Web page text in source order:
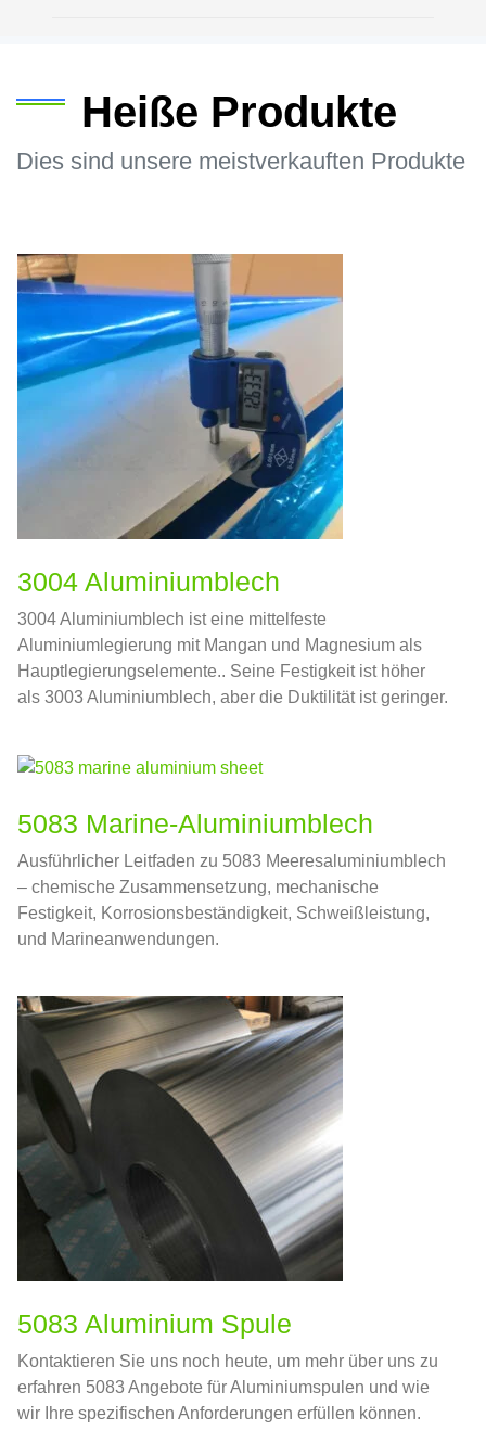
Heiße Produkte
Dies sind unsere meistverkauften Produkte
3004 Aluminiumblech
3004 Aluminiumblech ist eine mittelfeste
Aluminiumlegierung mit Mangan und Magnesium als
Hauptlegierungselemente.. Seine Festigkeit ist höher
als 3003 Aluminiumblech, aber die Duktilität ist geringer.
5083 Marine-Aluminiumblech
Ausführlicher Leitfaden zu 5083 Meeresaluminiumblech
– chemische Zusammensetzung, mechanische
Festigkeit, Korrosionsbeständigkeit, Schweißleistung,
und Marineanwendungen.
5083 Aluminium Spule
Kontaktieren Sie uns noch heute, um mehr über uns zu
erfahren 5083 Angebote für Aluminiumspulen und wie
wir Ihre spezifischen Anforderungen erfüllen können.